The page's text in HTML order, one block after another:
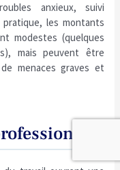
anxieux, suivi
les montants
modestes (quelques
mais peuvent être
menaces graves et